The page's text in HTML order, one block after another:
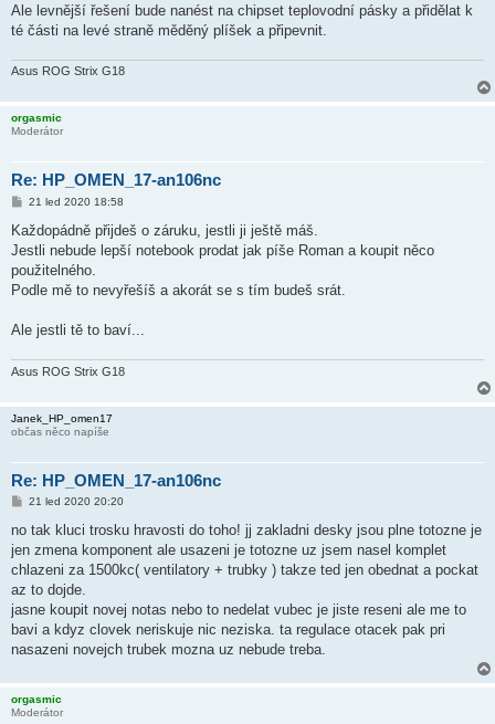
p
ě
k
Ale levnější řešení bude nanést na chipset teplovodní pásky a přidělat k
té části na levé straně měděný plíšek a připevnit.
Asus ROG Strix G18
orgasmic
Moderátor
Re: HP_OMEN_17-an106nc
P
í
p
ě
e
21 led 2020 18:58
Každopádně přijdeš o záruku, jestli ji ještě máš.
Jestli nebude lepší notebook prodat jak píše Roman a koupit něco
použitelného.
Podle mě to nevyřešíš a akorát se s tím budeš srát.
Ale jestli tě to baví...
Asus ROG Strix G18
Janek_HP_omen17
občas něco napíše
Re: HP_OMEN_17-an106nc
P
í
p
ě
e
k
21 led 2020 20:20
no tak kluci trosku hravosti do toho! jj zakladni desky jsou plne totozne je
jen zmena komponent ale usazeni je totozne uz jsem nasel komplet
chlazeni za 1500kc( ventilatory + trubky ) takze ted jen obednat a pockat
az to dojde.
jasne koupit novej notas nebo to nedelat vubec je jiste reseni ale me to
bavi a kdyz clovek neriskuje nic neziska. ta regulace otacek pak pri
nasazeni novejch trubek mozna uz nebude treba.
orgasmic
Moderátor